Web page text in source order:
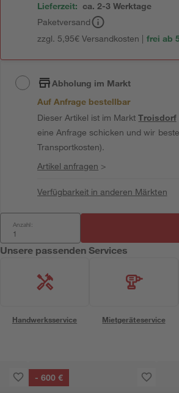
Lieferzeit: ca. 2-3 Werktage
Paketversand
zzgl. 5,95€ Versandkosten | frei ab
Abholung im Markt
Auf Anfrage bestellbar
Dieser Artikel ist im MarktTroisdorf
eine Anfrage schicken und wir
Transportkosten).
Artikel anfragen >
Verfügbarkeit in anderen Märkten
Anzahl:
Unsere passenden Services
Handwerksservice Mietgeräteservice
- 600 €